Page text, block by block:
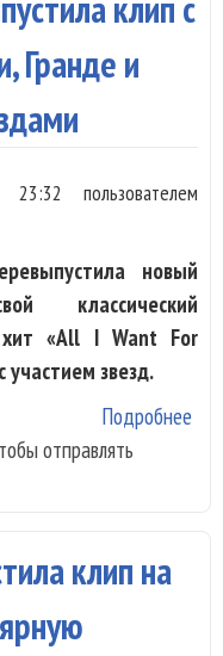
Гранде и
пользователем
новый
классический
хит «All I Want For
участием звезд.
Подробнее
отправлять
клип на